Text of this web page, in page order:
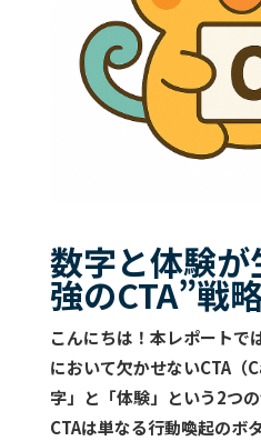
数字と体験
強のCTA”戦
こんにちは！本レポートで
において欠かせないCTA（
字」と「体験」という2つ
CTAは単なる行動喚起のボ